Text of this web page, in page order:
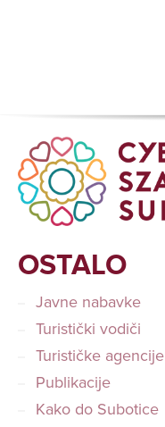
OSTALO
Javne nabavke
Turistički vodiči
Turističke agencije
Publikacije
Kako do Subotice